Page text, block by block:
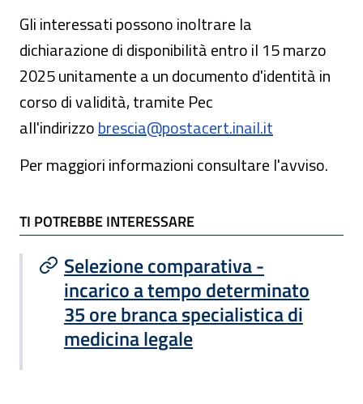
Gli interessati possono inoltrare la
dichiarazione di disponibilità entro il 15 marzo
2025 unitamente a un documento d'identità in
corso di validità, tramite Pec
all'indirizzobrescia@postacert.inail.it
Per maggiori informazioni consultare l'avviso.
TI POTREBBE INTERESSARE
TI POTREBBE INTERESSARE
Selezione comparativa -
incarico a tempo determinato
35 ore branca specialistica di
medicina legale